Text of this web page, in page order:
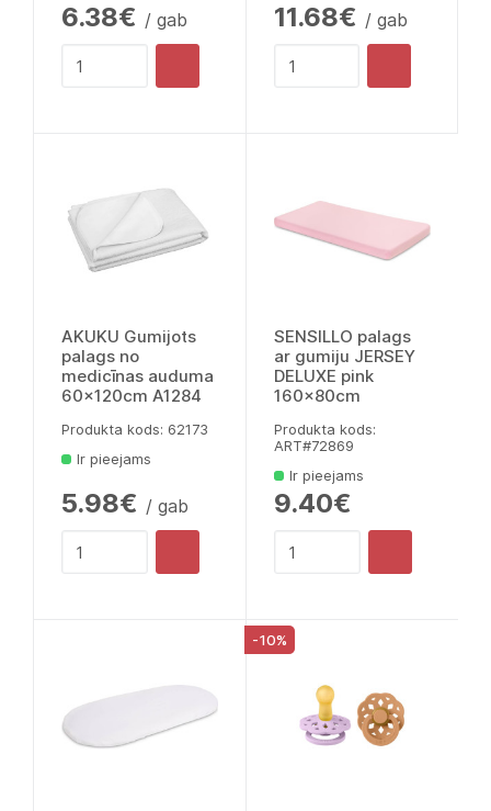
6.38€ / gab 11.68€ / gab
AKUKU Gumijots
palags no
medicīnas auduma
60x120cm A1284
Produkta kods: 62173
Ir pieejams
5.98€ / gab
SENSILLO palags
ar gumiju JERSEY
DELUXE pink
160x80cm
Produkta kods:
ART#72869
Ir pieejams
9.40€
-10%